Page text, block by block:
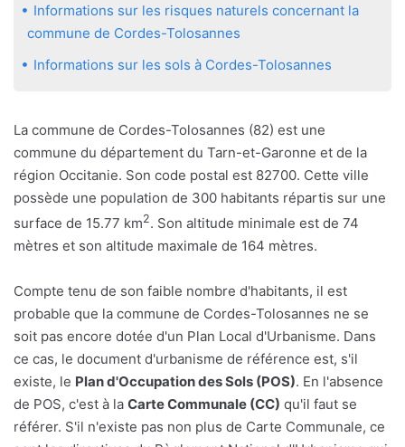
Informations sur les risques naturels concernant la
commune de Cordes-Tolosannes
Informations sur les sols à Cordes-Tolosannes
La commune de Cordes-Tolosannes (82) est une
commune du département du Tarn-et-Garonne et de la
région Occitanie. Son code postal est 82700. Cette ville
possède une population de 300 habitants répartis sur une
surface de 15.77 km2. Son altitude minimale est de 74
mètres et son altitude maximale de 164 mètres.
Compte tenu de son faible nombre d'habitants, il est
probable que la commune de Cordes-Tolosannes ne se
soit pas encore dotée d'un Plan Local d'Urbanisme. Dans
ce cas, le document d'urbanisme de référence est, s'il
existe, le Plan d'Occupation des Sols (POS). En l'absence
de POS, c'est à la Carte Communale (CC) qu'il faut se
référer. S'il n'existe pas non plus de Carte Communale, ce